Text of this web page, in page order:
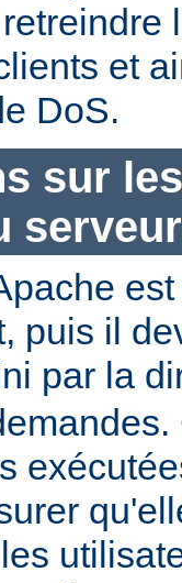
et
DoS.
sur
serveur
puis il
par la